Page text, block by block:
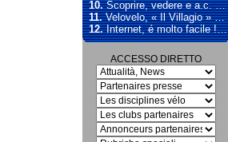
10.Scoprire, vedere e a.c. …
11.Velovelo, « Il Villagio » …
12.Internet, é molto facile !…
ACCESSO DIRETTO